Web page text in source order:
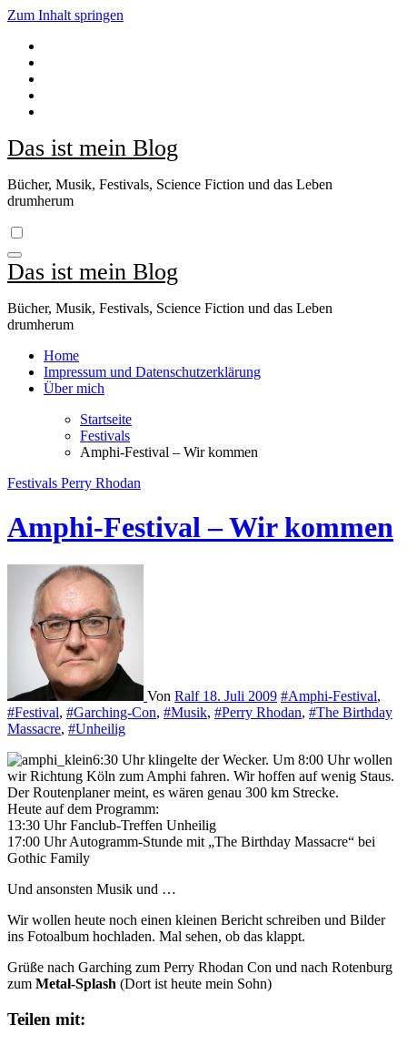
Zum Inhalt springen
Das ist mein Blog
Bücher, Musik, Festivals, Science Fiction und das Leben
drumherum
Das ist mein Blog
Bücher, Musik, Festivals, Science Fiction und das Leben
drumherum
Home
Impressum und Datenschutzerklärung
Über mich
Startseite
Festivals
Amphi-Festival – Wir kommen
Festivals Perry Rhodan
Amphi-Festival – Wir kommen
Von Ralf 18. Juli 2009 #Amphi-Festival,
#Festival, #Garching-Con, #Musik, #Perry Rhodan, #The Birthday
Massacre, #Unheilig
6:30 Uhr klingelte der Wecker. Um 8:00 Uhr wollen
wir Richtung Köln zum Amphi fahren. Wir hoffen auf wenig Staus.
Der Routenplaner meint, es wären genau 300 km Strecke.
Heute auf dem Programm:
13:30 Uhr Fanclub-Treffen Unheilig
17:00 Uhr Autogramm-Stunde mit „The Birthday Massacre“ bei
Gothic Family
Und ansonsten Musik und …
Wir wollen heute noch einen kleinen Bericht schreiben und Bilder
ins Fotoalbum hochladen. Mal sehen, ob das klappt.
Grüße nach Garching zum Perry Rhodan Con und nach Rotenburg
zum Metal-Splash (Dort ist heute mein Sohn)
Teilen mit: